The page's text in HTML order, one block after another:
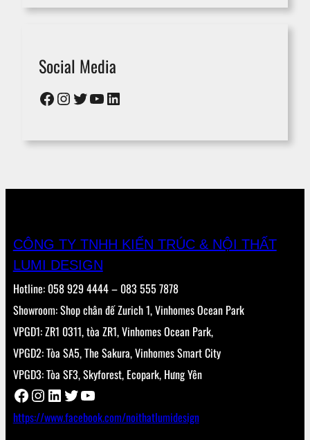
Social Media
Facebook Instagram Twitter YouTube LinkedIn
CÔNG TY TNHH KIẾN TRÚC & NỘI THẤT
LUMI DESIGN
Hotline: 058 929 4444 – 083 555 7878
Showroom: Shop chân đế Zurich 1, Vinhomes Ocean Park
VPGD1: ZR1 0311, tòa ZR1, Vinhomes Ocean Park,
VPGD2: Tòa SA5, The Sakura, Vinhomes Smart City
VPGD3: Tòa SF3, Skyforest, Ecopark, Hưng Yên
Facebook Instagram LinkedIn Twitter YouTube
https://www.facebook.com/noithatlumidesign